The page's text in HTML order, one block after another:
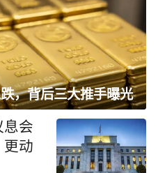
，背后三大推手曝光
息会
更动